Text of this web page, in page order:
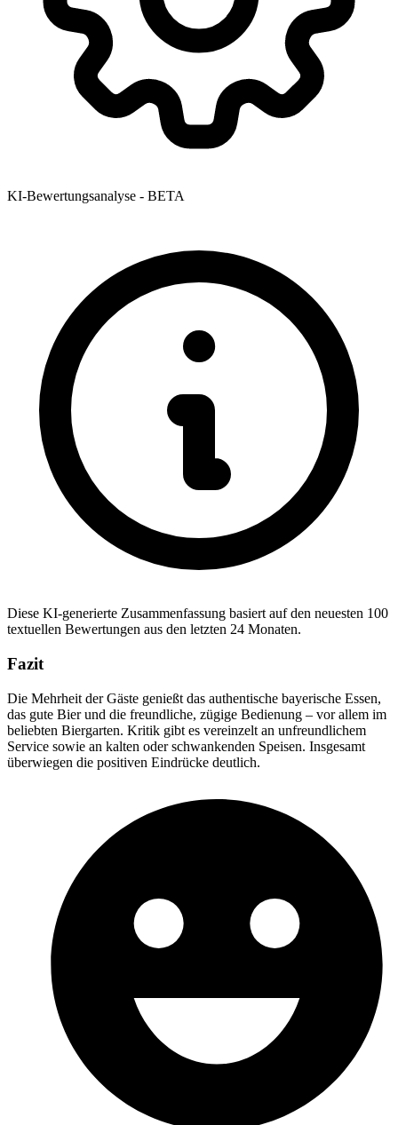
KI-Bewertungsanalyse - BETA
Diese KI-generierte Zusammenfassung basiert auf den neuesten 100
textuellen Bewertungen aus den letzten 24 Monaten.
Fazit
Die Mehrheit der Gäste genießt das authentische bayerische Essen,
das gute Bier und die freundliche, zügige Bedienung – vor allem im
beliebten Biergarten. Kritik gibt es vereinzelt an unfreundlichem
Service sowie an kalten oder schwankenden Speisen. Insgesamt
überwiegen die positiven Eindrücke deutlich.